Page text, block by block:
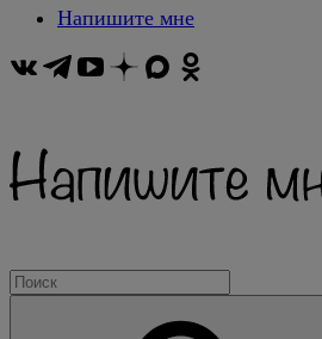
Напишите мне